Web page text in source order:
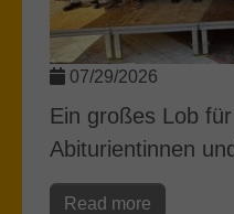
07/29/2026
Ein großes Lob
Abiturientinnen
Read more